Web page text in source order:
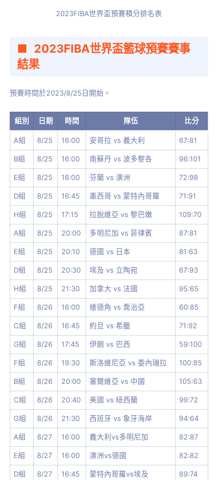
2023FIBA世界盃預賽積分排名表
2023FIBA世界盃籃球預賽賽事
結果
預賽時間於2023/8/25日開始。
組別 日期 時間 隊伍 比分
A組 8/25 16:00 安哥拉 vs 義大利 67:81
B組 8/25 16:00 南蘇丹 vs 波多黎各 96:101
E組 8/25 16:00 芬蘭 vs 澳洲 72:98
D組 8/25 16:45 墨西哥 vs 蒙特內哥羅 71:91
H組 8/25 17:15 拉脫維亞 vs 黎巴嫩 109:70
A組 8/25 20:00 多明尼加 vs 菲律賓 87:81
E組 8/25 20:10 德國 vs 日本 81:63
D組 8/25 20:30 埃及 vs 立陶宛 67:93
H組 8/25 21:30 加拿大 vs 法國 95:65
F組 8/26 16:00 維德角 vs 喬治亞 60:85
C組 8/26 16:45 約旦 vs 希臘 71:92
G組 8/26 17:45 伊朗 vs 巴西 59:100
F組 8/26 19:30 斯洛維尼亞 vs 委內瑞拉 100:85
B組 8/26 20:00 塞爾維亞 vs 中國 105:63
C組 8/26 20:40 美國 vs 紐西蘭 99:72
G組 8/26 21:30 西班牙 vs 象牙海岸 94:64
A組 8/27 16:00 義大利vs多明尼加 82:87
E組 8/27 16:00 澳洲vs德國 82:82
D組 8/27 16:45 蒙特內哥羅vs埃及 89:74